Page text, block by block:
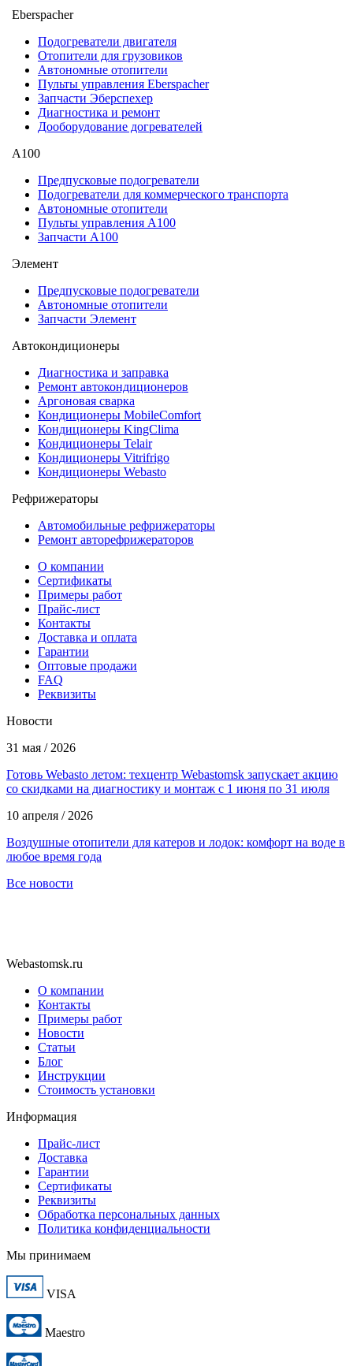
Eberspacher
Подогреватели двигателя
Отопители для грузовиков
Автономные отопители
Пульты управления Eberspacher
Запчасти Эберспехер
Диагностика и ремонт
Дооборудование догревателей
А100
Предпусковые подогреватели
Подогреватели для коммерческого транспорта
Автономные отопители
Пульты управления A100
Запчасти А100
Элемент
Предпусковые подогреватели
Автономные отопители
Запчасти Элемент
Автокондиционеры
Диагностика и заправка
Ремонт автокондиционеров
Аргоновая сварка
Кондиционеры MobileComfort
Кондиционеры KingClima
Кондиционеры Telair
Кондиционеры Vitrifrigo
Кондиционеры Webasto
Рефрижераторы
Автомобильные рефрижераторы
Ремонт авторефрижераторов
О компании
Сертификаты
Примеры работ
Прайс-лист
Контакты
Доставка и оплата
Гарантии
Оптовые продажи
FAQ
Реквизиты
Новости
31 мая / 2026
Готовь Webasto летом: техцентр Webastomsk запускает акцию
со скидками на диагностику и монтаж с 1 июня по 31 июля
10 апреля / 2026
Воздушные отопители для катеров и лодок: комфорт на воде в
любое время года
Все новости
Webastomsk.ru
О компании
Контакты
Примеры работ
Новости
Статьи
Блог
Инструкции
Стоимость установки
Информация
Прайс-лист
Доставка
Гарантии
Сертификаты
Реквизиты
Обработка персональных данных
Политика конфиденциальности
Мы принимаем
VISA
Maestro